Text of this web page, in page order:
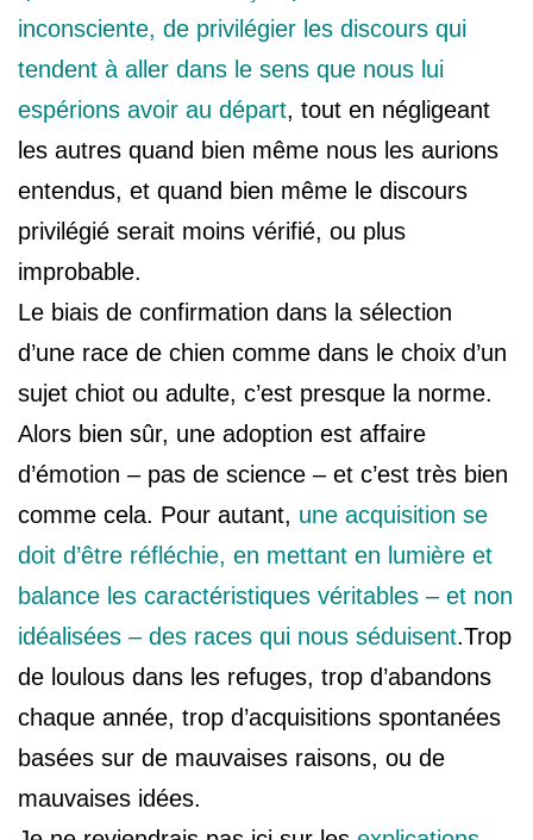
inconsciente, de privilégier les discours qui
tendent à aller dans le sens que nous lui
espérions avoir au départ, tout en négligeant
les autres quand bien même nous les aurions
entendus, et quand bien même le discours
privilégié serait moins vérifié, ou plus
improbable.
Le biais de confirmation dans la sélection
d’une race de chien comme dans le choix d’un
sujet chiot ou adulte, c’est presque la norme.
Alors bien sûr, une adoption est affaire
d’émotion – pas de science – et c’est très bien
comme cela. Pour autant, une acquisition se
doit d’être réfléchie, en mettant en lumière et
balance les caractéristiques véritables – et non
idéalisées – des races qui nous séduisent.Trop
de loulous dans les refuges, trop d’abandons
chaque année, trop d’acquisitions spontanées
basées sur de mauvaises raisons, ou de
mauvaises idées.